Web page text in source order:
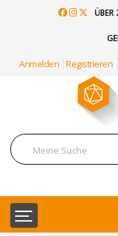
ÜBER
Anmelden Registrieren